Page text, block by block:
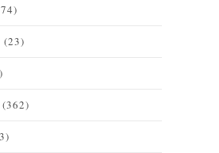
(23)
(362)